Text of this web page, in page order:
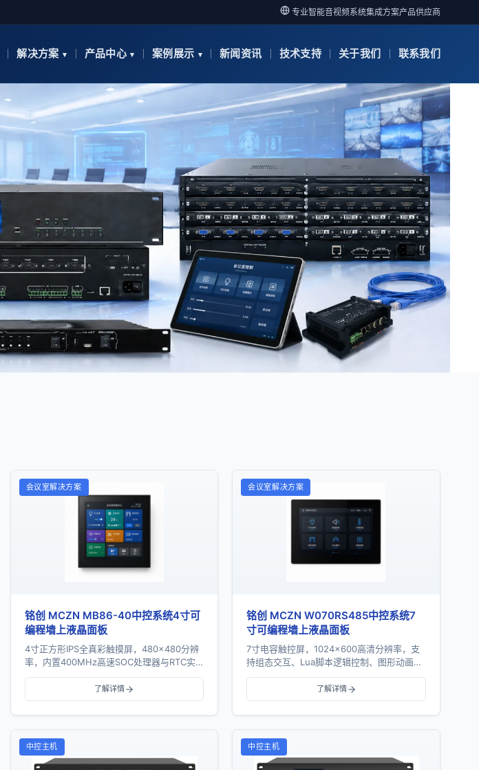
专业智能音视频系统集成方案产品供应商
解决方案 产品中心 案例展示 新闻资讯 技术支持 关于我们 联系我们
会议室解决方案
铭创 MCZN MB86-40中控系统4寸可
编程墙上液晶面板
4寸正方形IPS全真彩触摸屏，480×480分辨
率，内置400MHz高速SOC处理器与RTC实
时时钟，支持RS485通讯、宽电压输入及标
了解详情
会议室解决方案
铭创 MCZN W070RS485中控系统7
寸可编程墙上液晶面板
7寸电容触控屏，1024×600高清分辨率，支
持组态交互、Lua脚本逻辑控制、图形动画特
效及SD卡升级，适用于中控系统墙面触控控
了解详情
中控主机 中控主机